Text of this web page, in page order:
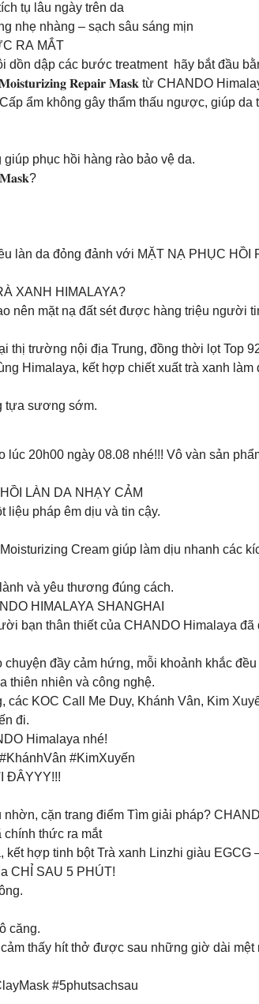
tụ lâu ngày trên da
nhẹ nhàng – sạch sâu sáng mịn
RA MẮT
dồn dập các bước treatment hãy bắt đầu
𝐑𝐞𝐩𝐚𝐢𝐫 𝐌𝐚𝐬𝐤 từ CHANDO
ẩm không gây thẩm thấu ngược, giúp da
phục hồi hàng rào bảo vệ da.
𝐌𝐚𝐬𝐤?
làn da đỏng đảnh với MẶT NẠ PHỤC HỒI
XANH HIMALAYA?
nên mặt nạ đất sét được hàng triệu người
thị trường nội địa Trung, đồng thời lọt Top
Himalaya, kết hợp chiết xuất trà xanh làm
tựa sương sớm.
20h00 ngày 08.08 nhé!!! Vô vàn sản
LÀN DA NHẠY CẢM
liệu pháp êm dịu và tin cậy.
Cream giúp làm dịu nhanh các
và yêu thương đúng cách.
HIMALAYA SHANGHAI
bạn thân thiết của CHANDO Himalaya đã
đầy cảm hứng, mỗi khoảnh khắc đều
thiên nhiên và công nghệ.
KOC Call Me Duy, Khánh Vân, Kim
đi.
Himalaya nhé!
#KimXuyến
ĐÂYYY!!!
cặn trang điểm Tìm giải pháp?
chính thức ra mắt
hợp tinh bột Trà xanh Linzhi giàu EGCG
CHỈ SAU 5 PHÚT!
căng.
thấy hít thở được sau những giờ dài mệt
#5phutsachsau